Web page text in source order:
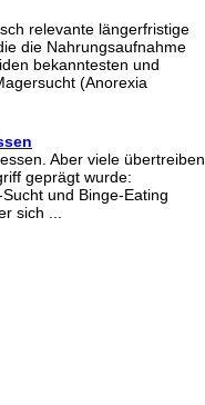
relevante längerfristige
die Nahrungsaufnahme
bekanntesten und
(Anorexia
Aber viele übertreiben
geprägt wurde:
und Binge-Eating
sich ...